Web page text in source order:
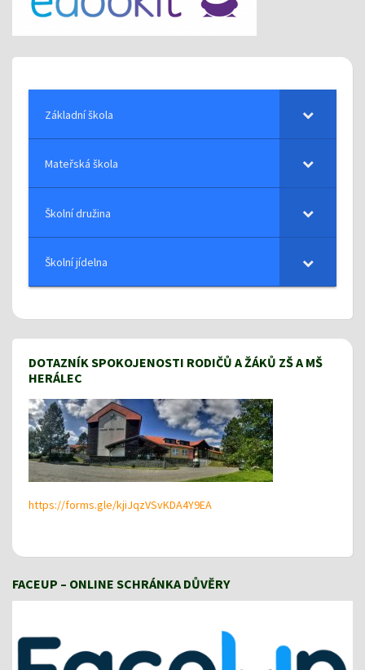
Základní škola
Mateřská škola
Školní družina
Školní jídelna
DOTAZNÍK SPOKOJENOSTI RODIČŮ A ŽÁKŮ ZŠ A MŠ
HERÁLEC
https://forms.gle/kjiJqzVSvKDA4Y9EA
FACEUP – ONLINE SCHRÁNKA DŮVĚRY